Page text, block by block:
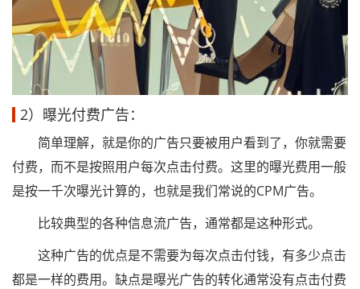
2）曝光付费广告：
简单理解，就是你的广告只要被用户看到了，你就需要
付费，而不是按照用户每次点击付费。这里的曝光费用一般
是按一千次曝光计算的，也就是我们常说的CPM广告。
比较典型的各种信息流广告，通常都是这种形式。
这种广告的优点是不需要为每次点击付钱，有多少点击
都是一样的费用。缺点是曝光广告的转化通常没有点击付费